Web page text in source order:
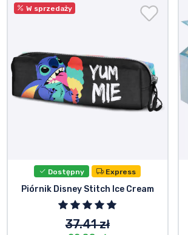
W sprzedaży
Dostępny Express
Piórnik Disney Stitch Ice Cream
37.41 zł